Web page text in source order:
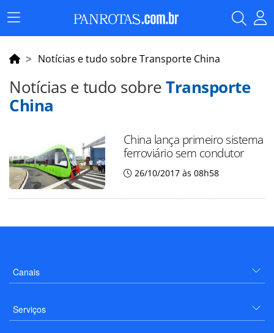
Menu
Principal
Notícias e tudo sobre Transporte China
Notícias e tudo sobreTransporte
China
China lança primeiro sistema
ferroviário sem condutor
26/10/2017 às 08h58
Canais
Serviços